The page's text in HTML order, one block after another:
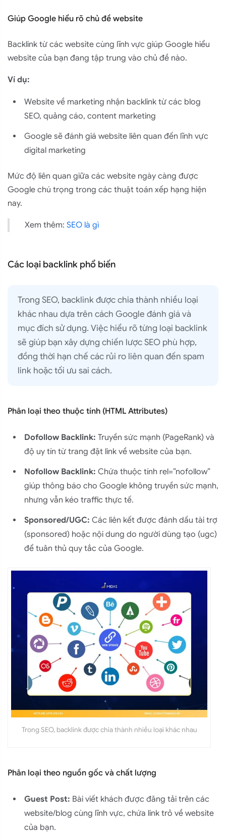
Giúp Google hiểu rõ chủ đề website
Backlink từ các website cùng lĩnh vực giúp Google hiểu
website của bạn đang tập trung vào chủ đề nào.
Ví dụ:
Website về marketing nhận backlink từ các blog
SEO, quảng cáo, content marketing
Google sẽ đánh giá website liên quan đến lĩnh vực
digital marketing
Mức độ liên quan giữa các website ngày càng được
Google chú trọng trong các thuật toán xếp hạng hiện
nay.
Xem thêm: SEO là gì
Các loại backlink phổ biến
Trong SEO, backlink được chia thành nhiều loại
khác nhau dựa trên cách Google đánh giá và
mục đích sử dụng. Việc hiểu rõ từng loại backlink
sẽ giúp bạn xây dựng chiến lược SEO phù hợp,
đồng thời hạn chế các rủi ro liên quan đến spam
link hoặc tối ưu sai cách.
Phân loại theo thuộc tính (HTML Attributes)
Dofollow Backlink: Truyền sức mạnh (PageRank) và
độ uy tín từ trang đặt link về website của bạn.
Nofollow Backlink: Chứa thuộc tính rel=”nofollow”
giúp thông báo cho Google không truyền sức mạnh,
nhưng vẫn kéo traffic thực tế.
Sponsored/UGC: Các liên kết được đánh dấu tài trợ
(sponsored) hoặc nội dung do người dùng tạo (ugc)
để tuân thủ quy tắc của Google.
Trong SEO, backlink được chia thành nhiều loại khác nhau
Phân loại theo nguồn gốc và chất lượng
Guest Post: Bài viết khách được đăng tải trên các
website/blog cùng lĩnh vực, chứa link trỏ về website
của bạn.
Liên hệ ngay